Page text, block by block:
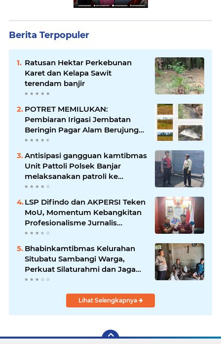
Berita Terpopuler
Ratusan Hektar Perkebunan
Karet dan Kelapa Sawit
terendam banjir
POTRET MEMILUKAN:
Pembiaran Irigasi Jembatan
Beringin Pagar Alam Berujung
'Bencana' Bagi Petani
Antisipasi gangguan kamtibmas
Unit Pattoli Polsek Banjar
melaksanakan patroli ke
tempat-tempat keramaian di
wilayah hukum
LSP Difindo dan AKPERSI Teken
MoU, Momentum Kebangkitan
Profesionalisme Jurnalis
Nasional
Bhabinkamtibmas Kelurahan
Situbatu Sambangi Warga,
Perkuat Silaturahmi dan Jaga
Kondusivitas Wilayah
Lihat Selengkapnya